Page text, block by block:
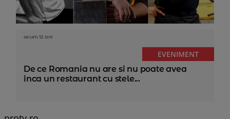
acum 12 ani
EVENIMENT
De ce Romania nu are si nu poate avea
inca un restaurant cu stele...